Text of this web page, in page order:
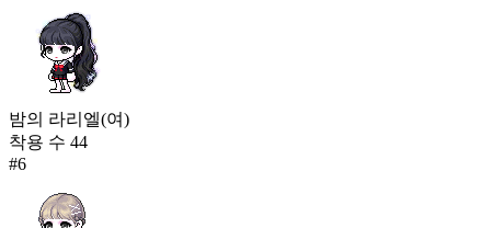
밤의 라리엘(여)
착용 수 44
#6